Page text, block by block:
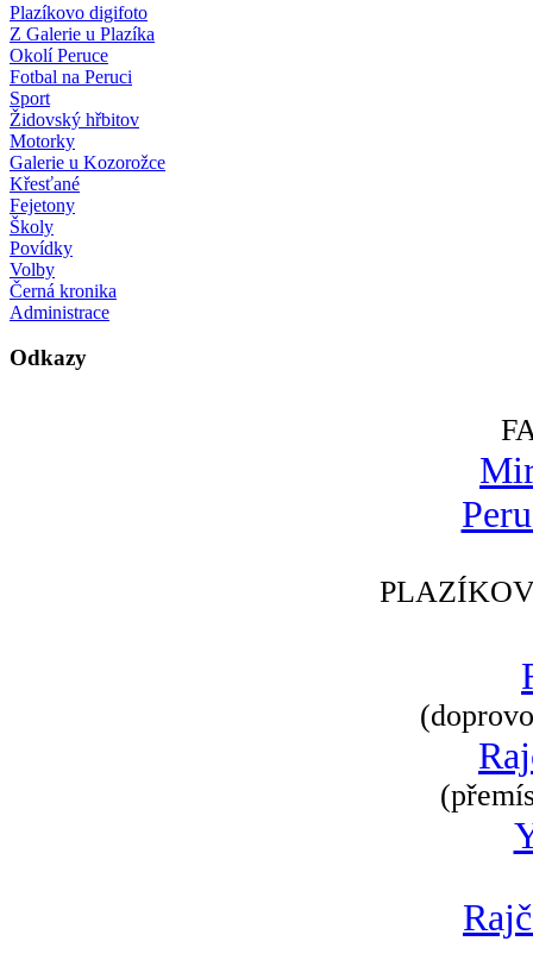
Plazíkovo digifoto
Z Galerie u Plazíka
Okolí Peruce
Fotbal na Peruci
Sport
Židovský hřbitov
Motorky
Galerie u Kozorožce
Křesťané
Fejetony
Školy
Povídky
Volby
Černá kronika
Administrace
Odkazy